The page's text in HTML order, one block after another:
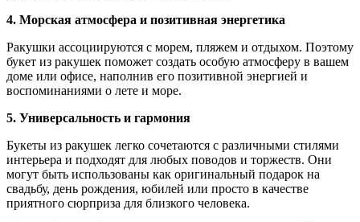
4. Морская атмосфера и позитивная энергетика
Ракушки ассоциируются с морем, пляжем и отдыхом. Поэтому
букет из ракушек поможет создать особую атмосферу в вашем
доме или офисе, наполнив его позитивной энергией и
воспоминаниями о лете и море.
5. Универсальность и гармония
Букеты из ракушек легко сочетаются с различными стилями
интерьера и подходят для любых поводов и торжеств. Они
могут быть использованы как оригинальный подарок на
свадьбу, день рождения, юбилей или просто в качестве
приятного сюрприза для близкого человека.